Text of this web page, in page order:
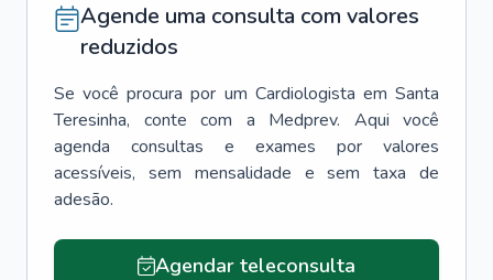
Agende uma consulta com valores
reduzidos
Se você procura por um Cardiologista em Santa
Teresinha, conte com a Medprev. Aqui você
agenda consultas e exames por valores
acessíveis, sem mensalidade e sem taxa de
adesão.
Agendar teleconsulta